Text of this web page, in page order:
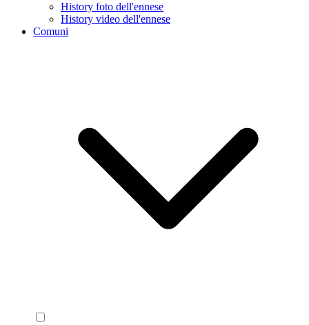
History foto dell'ennese
History video dell'ennese
Comuni